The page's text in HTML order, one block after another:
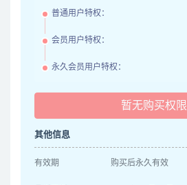
普通用户特权：
会员用户特权：
永久会员用户特权：
暂无购买权限
其他信息
有效期 购买后永久有效